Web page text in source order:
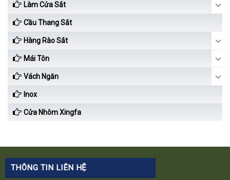
Làm Cửa Sắt
Cầu Thang Sắt
Hàng Rào Sắt
Mái Tôn
Vách Ngăn
Inox
Cửa Nhôm Xingfa
THÔNG TIN LIÊN HỆ